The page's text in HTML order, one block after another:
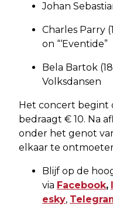
Johan
Charles Parry
on “‘Eventide”
Bela Bartok
Volksdansen
Het concert begint
bedraagt € 10. Na
onder het genot
elkaar te
Blijf op de
via Facebook,
esky,